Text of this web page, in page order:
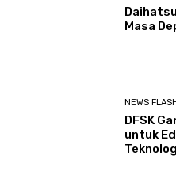
Masa
NEWS FLASH
DFSK
untuk